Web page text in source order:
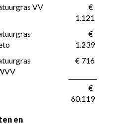
VV
1.121
1.239
€ 716
60.119
en